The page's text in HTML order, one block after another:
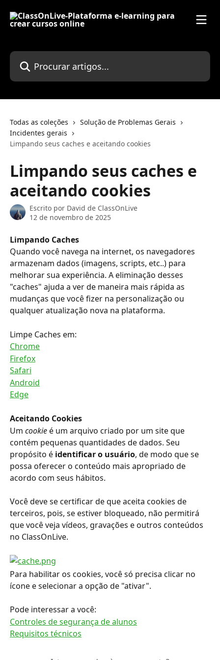
Procurar artigos...
Todas as coleções
Solução de Problemas Gerais
Incidentes gerais
Limpando seus caches e aceitando cookies
Limpando seus caches e
aceitando cookies
Escrito por David de ClassOnLive
12 de novembro de 2025
Limpando Caches
Quando você navega na internet, os navegadores
armazenam dados (imagens, scripts, etc..) para
melhorar sua experiência. A eliminação desses
"caches" ajuda a ver de maneira mais rápida as
mudanças que você fizer na personalização ou
qualquer atualização nova na plataforma.
Limpe Caches em:
Chrome
Firefox
Safari
Android
Edge
Aceitando Cookies
Um cookie é um arquivo criado por um site que
contém pequenas quantidades de dados. Seu
propósito é identificar o usuário, de modo que se
possa oferecer o conteúdo mais apropriado de
acordo com seus hábitos.
Você deve se certificar de que aceita cookies de
terceiros, pois, se estiver bloqueado, não permitirá
que você veja vídeos, gravações e outros conteúdos
no ClassOnLive.
Para habilitar os cookies, você só precisa clicar no
ícone e selecionar a opção de "ativar".
Pode interessar a você:
Controles de segurança de alunos
Requisitos técnicos